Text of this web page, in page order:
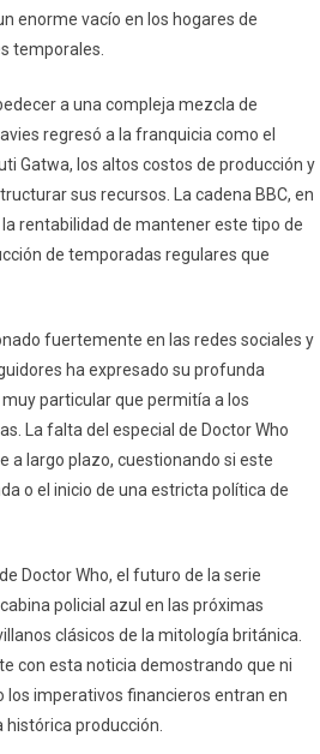
enorme vacío en los hogares de
temporales.
a una compleja mezcla de
regresó a la franquicia como el
Gatwa, los altos costos de producción y
sus recursos. La cadena BBC, en
rentabilidad de mantener este tipo de
de temporadas regulares que
fuertemente en las redes sociales y
ha expresado su profunda
particular que permitía a los
La falta del especial de Doctor Who
a largo plazo, cuestionando si este
o el inicio de una estricta política de
Doctor Who, el futuro de la serie
policial azul en las próximas
clásicos de la mitología británica.
con esta noticia demostrando que ni
los imperativos financieros entran en
producción.